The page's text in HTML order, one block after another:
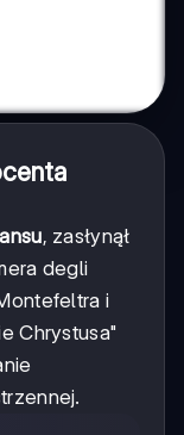
, zasłynął
degli
i
Chrystusa"